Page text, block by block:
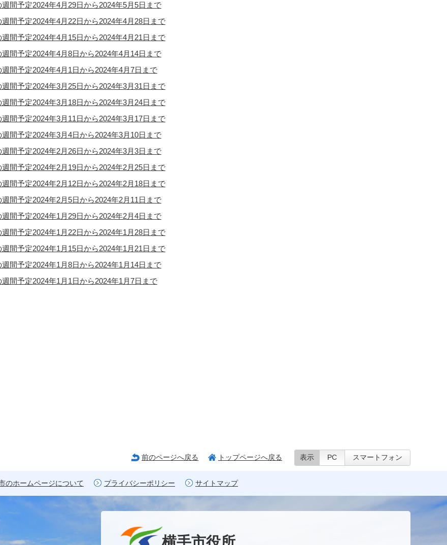
間予定2024年4月29日から2024年5月5日まで
間予定2024年4月22日から2024年4月28日まで
間予定2024年4月15日から2024年4月21日まで
間予定2024年4月8日から2024年4月14日まで
間予定2024年4月1日から2024年4月7日まで
間予定2024年3月25日から2024年3月31日まで
間予定2024年3月18日から2024年3月24日まで
間予定2024年3月11日から2024年3月17日まで
間予定2024年3月4日から2024年3月10日まで
間予定2024年2月26日から2024年3月3日まで
間予定2024年2月19日から2024年2月25日まで
間予定2024年2月12日から2024年2月18日まで
間予定2024年2月5日から2024年2月11日まで
間予定2024年1月29日から2024年2月4日まで
間予定2024年1月22日から2024年1月28日まで
間予定2024年1月15日から2024年1月21日まで
間予定2024年1月8日から2024年1月14日まで
間予定2024年1月1日から2024年1月7日まで
前のページへ戻る トップページへ戻る 表示 PC スマートフォン
のホームページについて プライバシーポリシー サイトマップ